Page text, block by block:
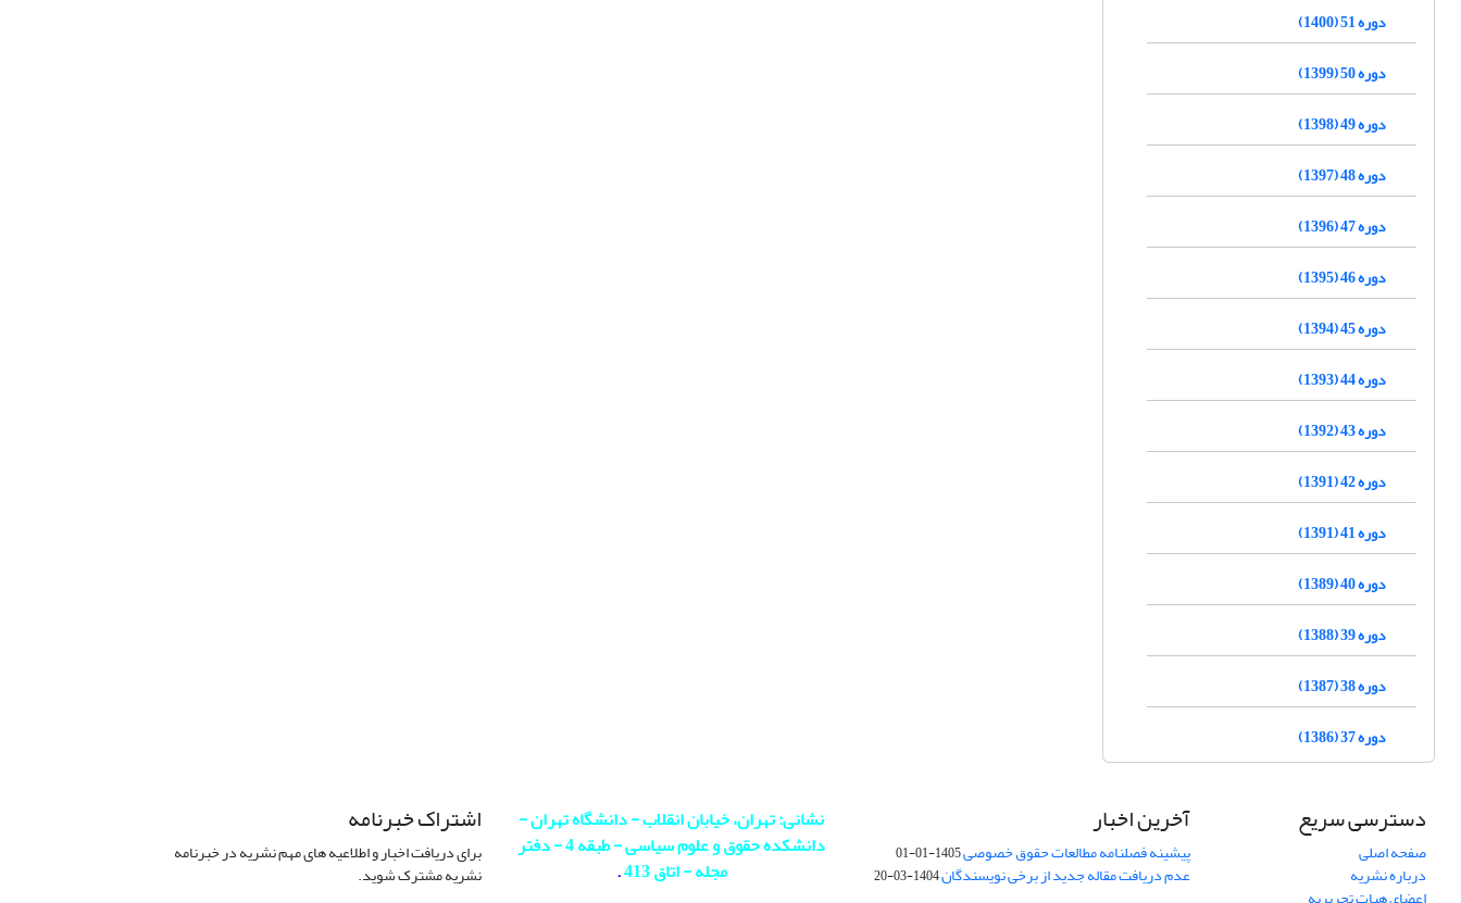
دوره 51 (1400)
دوره 50 (1399)
دوره 49 (1398)
دوره 48 (1397)
دوره 47 (1396)
دوره 46 (1395)
دوره 45 (1394)
دوره 44 (1393)
دوره 43 (1392)
دوره 42 (1391)
دوره 41 (1391)
دوره 40 (1389)
دوره 39 (1388)
دوره 38 (1387)
دوره 37 (1386)
دسترسی سریع
صفحه اصلی
درباره نشریه
آخرین اخبار
پیشینه فصلنامه مطالعات حقوق خصوصی1405-01-01
عدم دریافت مقاله جدید از برخی نویسندگان1404-03-20
نشانی: تهران، خیابان انقلاب - دانشگاه تهران -
دانشکده حقوق و علوم سیاسی - طبقه 4 - دفتر
مجله - اتاق 413
.
اشتراک خبرنامه
برای دریافت اخبار و اطلاعیه های مهم نشریه در خبرنامه
نشریه مشترک شوید.